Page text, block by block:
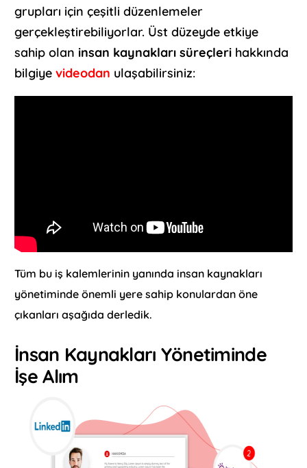
grupları için çeşitli düzenlemeler
gerçekleştirebiliyorlar. Üst düzeyde etkiye
sahip olan insan kaynakları süreçleri hakkında
bilgiyevideodan ulaşabilirsiniz:
Tüm bu iş kalemlerinin yanında insan kaynakları
yönetiminde önemli yere sahip konulardan öne
çıkanları aşağıda derledik.
İnsan Kaynakları Yönetiminde
İşe Alım